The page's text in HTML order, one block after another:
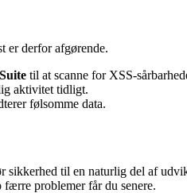
er derfor afgørende.
til at scanne for XSS-
aktivitet tidligt.
følsomme data.
til en naturlig del af
problemer får du senere.